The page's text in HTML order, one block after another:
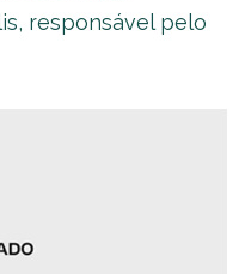
responsável pelo